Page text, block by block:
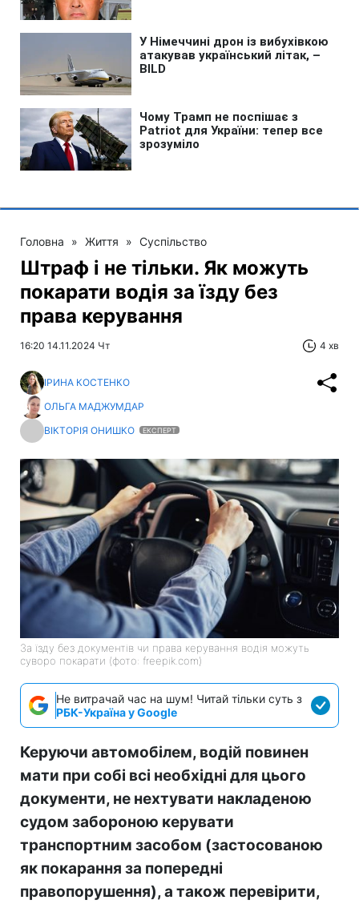
Головна » Життя » Суспільство
Штраф і не тільки. Як можуть
покарати водія за їзду без
права керування
16:20 14.11.2024 Чт 4 хв
ІРИНА КОСТЕНКО
ОЛЬГА МАДЖУМДАР
ВІКТОРІЯ ОНИШКО
ЕКСПЕРТ
За їзду без документів чи права керування водія можуть
суворо покарати (фото: freepik.com)
Не витрачай час на шум! Читай тільки суть з
РБК-Україна у Google
Керуючи автомобілем, водій повинен
мати при собі всі необхідні для цього
документи, не нехтувати накладеною
судом забороною керувати
транспортним засобом (застосованою
як покарання за попередні
правопорушення), а також перевірити,